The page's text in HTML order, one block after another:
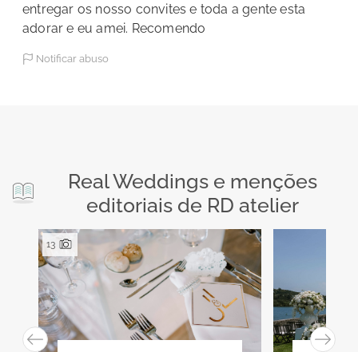
entregar os nosso convites e toda a gente esta
adorar e eu amei. Recomendo
Notificar abuso
Real Weddings e menções
editoriais de RD atelier
13